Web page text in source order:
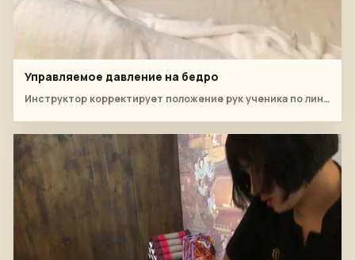
Управляемое давление на бедро
Инструктор корректирует положение рук ученика по линии ног.